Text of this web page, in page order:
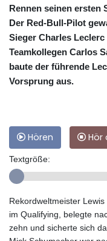
Rennen seinen ersten
Der Red-Bull-Pilot
Sieger Charles
Teamkollegen Carlos
baute der führende
Vorsprung aus.
Hören Hör
Textgröße:
Rekordweltmeister
im Qualifying, belegte
zehn und sicherte sich